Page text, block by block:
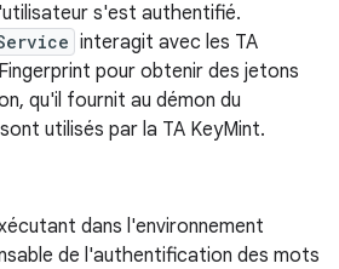
s'est authentifié.
interagit avec les TA
pour obtenir des jetons
qu'il fournit au démon du
utilisés par la TA KeyMint.
dans l'environnement
de l'authentification des mots